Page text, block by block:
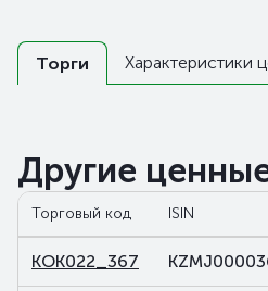
Торги Характеристики
Другие
Торговый код ISIN
KOK022_367